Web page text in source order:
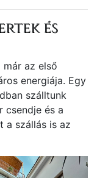
és
már az első
energiája. Egy
szálltunk
csendje és a
a szállás is az